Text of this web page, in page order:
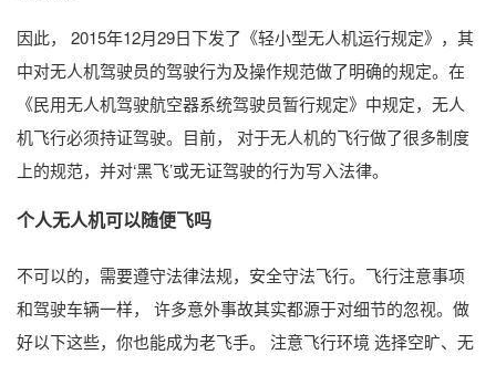
因此， 2015年12月29日下发了《轻小型无人机运行规定》，其
中对无人机驾驶员的驾驶行为及操作规范做了明确的规定。在
《民用无人机驾驶航空器系统驾驶员暂行规定》中规定，无人
机飞行必须持证驾驶。目前， 对于无人机的飞行做了很多制度
上的规范，并对‘黑飞’或无证驾驶的行为写入法律。
个人无人机可以随便飞吗
不可以的，需要遵守法律法规，安全守法飞行。飞行注意事项
和驾驶车辆一样， 许多意外事故其实都源于对细节的忽视。做
好以下这些，你也能成为老飞手。 注意飞行环境 选择空旷、无